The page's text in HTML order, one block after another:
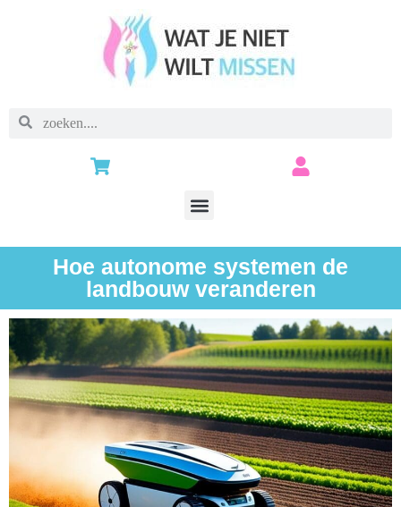
Hoe autonome systemen de
landbouw veranderen